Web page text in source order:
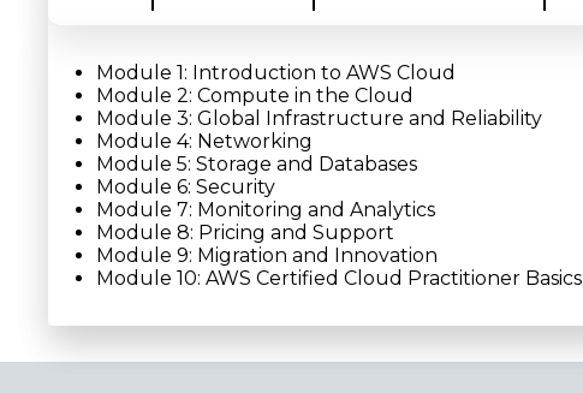
Module 1: Introduction to AWS Cloud
Module 2: Compute in the Cloud
Module 3: Global Infrastructure and Reliability
Module 4: Networking
Module 5: Storage and Databases
Module 6: Security
Module 7: Monitoring and Analytics
Module 8: Pricing and Support
Module 9: Migration and Innovation
Module 10: AWS Certified Cloud Practitioner Basics